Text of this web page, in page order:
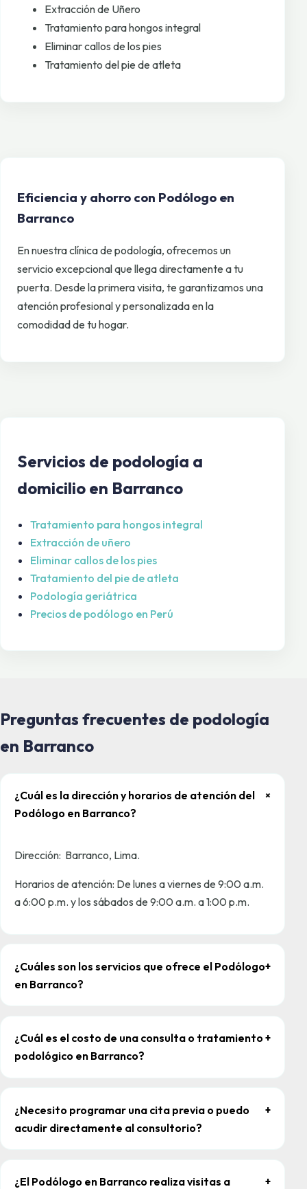
Extracción de Uñero
Tratamiento para hongos integral
Eliminar callos de los pies
Tratamiento del pie de atleta
Eficiencia y ahorro con Podólogo en
Barranco
En nuestra clínica de podología, ofrecemos un
servicio excepcional que llega directamente a tu
puerta. Desde la primera visita, te garantizamos una
atención profesional y personalizada en la
comodidad de tu hogar.
Servicios de podología a
domicilio en Barranco
Tratamiento para hongos integral
Extracción de uñero
Eliminar callos de los pies
Tratamiento del pie de atleta
Podología geriátrica
Precios de podólogo en Perú
Preguntas frecuentes de podología
en Barranco
¿Cuál es la dirección y horarios de atención del
Podólogo en Barranco?
+
Dirección: Barranco, Lima.
Horarios de atención: De lunes a viernes de 9:00 a.m.
a 6:00 p.m. y los sábados de 9:00 a.m. a 1:00 p.m.
¿Cuáles son los servicios que ofrece el Podólogo
en Barranco?
+
¿Cuál es el costo de una consulta o tratamiento
podológico en Barranco?
+
¿Necesito programar una cita previa o puedo
acudir directamente al consultorio?
+
¿El Podólogo en Barranco realiza visitas a
+